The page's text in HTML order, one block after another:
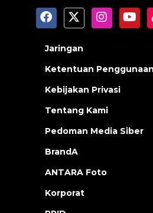
Jaringan
Ketentuan Penggunaan
Kebijakan Privasi
Tentang Kami
Pedoman Media Siber
BrandA
ANTARA Foto
Korporat